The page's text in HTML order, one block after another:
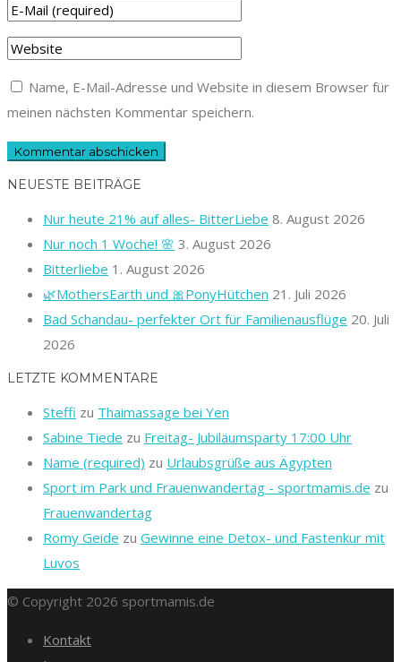
Name, E-Mail-Adresse und Website in diesem Browser für
meinen nächsten Kommentar speichern.
NEUESTE BEITRÄGE
Nur heute 21% auf alles- BitterLiebe 8. August 2026
Nur noch 1 Woche! 🌸 3. August 2026
Bitterliebe 1. August 2026
🌿MothersEarth und 🎀PonyHütchen 21. Juli 2026
Bad Schandau- perfekter Ort für Familienausflüge 20. Juli
2026
LETZTE KOMMENTARE
Steffi zu Thaimassage bei Yen
Sabine Tiede zu Freitag- Jubiläumsparty 17:00 Uhr
Name (required) zu Urlaubsgrüße aus Ägypten
Sport im Park und Frauenwandertag - sportmamis.de zu
Frauenwandertag
Romy Geide zu Gewinne eine Detox- und Fastenkur mit
Luvos
© Copyright 2026 sportmamis.de
Kontakt